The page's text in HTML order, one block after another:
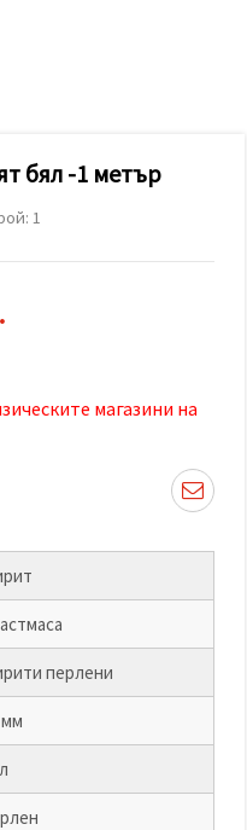
бял -1 метър
1
магазини на
перлени
мм